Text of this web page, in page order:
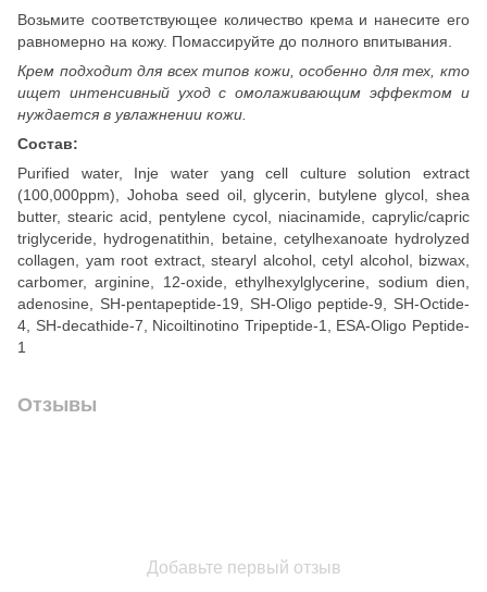
Возьмите соответствующее количество крема и нанесите его
равномерно на кожу. Помассируйте до полного впитывания.
Крем подходит для всех типов кожи, особенно для тех, кто
ищет интенсивный уход с омолаживающим эффектом и
нуждается в увлажнении кожи.
Состав:
Purified water, Inje water yang cell culture solution extract
(100,000ppm), Johoba seed oil, glycerin, butylene glycol, shea
butter, stearic acid, pentylene cycol, niacinamide, caprylic/capric
triglyceride, hydrogenatithin, betaine, cetylhexanoate hydrolyzed
collagen, yam root extract, stearyl alcohol, cetyl alcohol, bizwax,
carbomer, arginine, 12-oxide, ethylhexylglycerine, sodium dien,
adenosine, SH-pentapeptide-19, SH-Oligo peptide-9, SH-Octide-
4, SH-decathide-7, Nicoiltinotino Tripeptide-1, ESA-Oligo Peptide-
1
Отзывы
Добавьте первый отзыв